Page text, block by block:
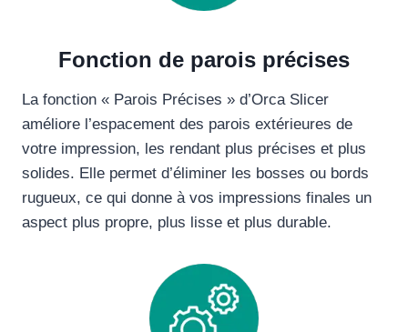
Fonction de parois précises
La fonction « Parois Précises » d’Orca Slicer
améliore l’espacement des parois extérieures de
votre impression, les rendant plus précises et plus
solides. Elle permet d’éliminer les bosses ou bords
rugueux, ce qui donne à vos impressions finales un
aspect plus propre, plus lisse et plus durable.